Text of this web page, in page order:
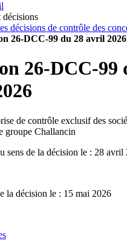
décisions
décisions de contrôle des
26-DCC-99 du 28 avril 2026
26-DCC-99
de contrôle exclusif des
groupe Challancin
sens de la décision le : 28 avril
la décision le : 15 mai 2026